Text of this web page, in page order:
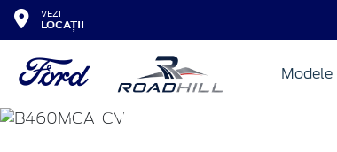
VEZI
LOCAȚII
Modele
TRANSIT COURIER